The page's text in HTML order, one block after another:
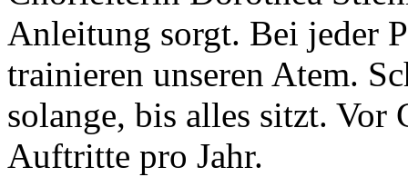
Anleitung sorgt. Bei jeder
trainieren unseren Atem.
solange, bis alles sitzt. Vor
Auftritte pro Jahr.